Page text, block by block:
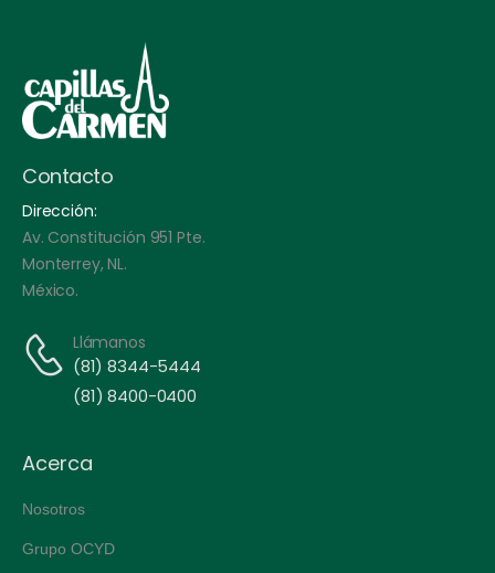
Contacto
Dirección:
Av. Constitución 951 Pte.
Monterrey, NL.
México.
Llámanos
(81) 8344-5444
(81) 8400-0400
Acerca
Nosotros
Grupo OCYD